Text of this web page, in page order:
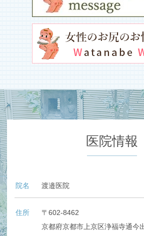
医院情報
院名 渡邉医院
住所
〒602-8462
京都府京都市上京区浄福寺通今